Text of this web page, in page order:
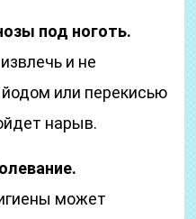
под ноготь.
и не
или перекисью
нарыв.
может